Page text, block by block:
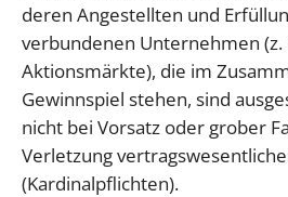
deren Angestellten und
verbundenen Unternehmen (z.
Aktionsmärkte), die im
Gewinnspiel stehen, sind
nicht bei Vorsatz oder grober
Verletzung
(Kardinalpflichten).